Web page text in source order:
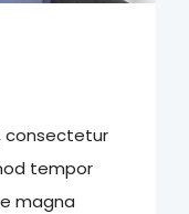
consectetur
tempor
magna